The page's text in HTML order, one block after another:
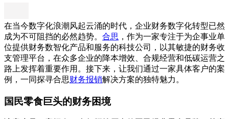
在当今数字化浪潮风起云涌的时代，企业财务数字化转型已然
成为不可阻挡的必然趋势。 合思 ，作为一家专注于为企事业单
位提供财务数智化产品和服务的科技公司，以其敏捷的财务收
支管理平台，在众多企业的降本增效、合规经营和低碳运营之
路上发挥着重要作用。接下来，让我们通过一家具体客户的案
例，一同探寻合思财务报销解决方案的独特魅力。
国民零食巨头的财务困境